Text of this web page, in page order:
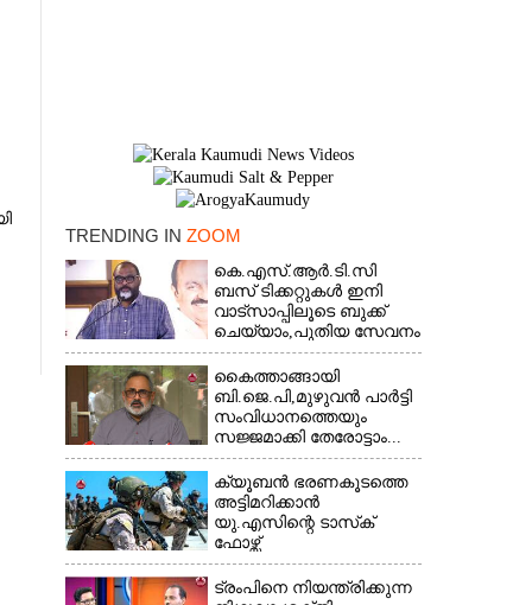
TRENDING IN ZOOM
കെ.എസ്.ആർ.ടി.സി
ബസ് ടിക്കറ്റുകൾ ഇനി
വാട്സാപ്പിലൂടെ ബുക്ക്
ചെയ്യാം,പുതിയ സേവനം
തുടങ്ങി...
കൈത്താങ്ങായി
ബി.ജെ.പി,മുഴുവൻ പാർട്ടി
സംവിധാനത്തെയും
സജ്ജമാക്കി തേരോട്ടാം...
ക്യൂബൻ ഭരണകൂടത്തെ
അട്ടിമറിക്കാൻ
യു.എസിന്റെ ടാസ്‌ക്
ഫോഴ്സ്
ട്രംപിനെ നിയന്ത്രിക്കുന്ന
×